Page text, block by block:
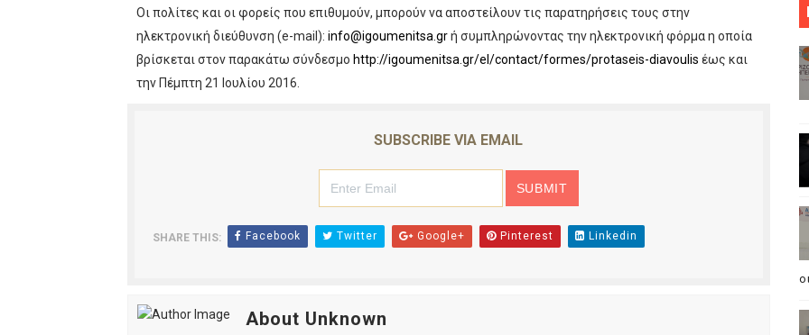
Από Τις 14 Έως Τις 31 Μαΐου Οι Αιτήσεις Εγγραφής Και Δήλωση Προτίμησης Για ΓΕΛ
Ιωάννινα:Επίσκεψη Υφ.Οικονομίας Στη Μονάδα ΑΣΑ Στο Ελευθεροχώρι.
Ιωάννινα:Περιβαλλοντική Δράση, Την Πέμπτη 10 Μαΐου Στην Παραλίμνια Περιοχή
Σημαντικές Υποδομές Ζήτησε Για Την Άρτα Ο Δήμαρχος Από Υπουργούς Και
Σκανδαλώδης η πολιτική για τη Λίμνη: Ηπειρώτες στείλτε Καχριμάνη και Φίλιο σπίτι
Οι πολίτες και οι φορείς που επιθυμούν, μπορούν να αποστείλουν τις παρατηρήσεις τους στην
ηλεκτρονική διεύθυνση (e-mail): info@igoumenitsa.grή συμπληρώνοντας την ηλεκτρονική φόρμα η οποία
βρίσκεται στον παρακάτω σύνδεσμο http://igoumenitsa.gr/el/contact/formes/protaseis-diavoulis έως και
την Πέμπτη 21 Ιουλίου 2016.
SUBSCRIBE VIA EMAIL
SHARE THIS: Facebook Twitter Google+ Pinterest Linkedin
About Unknown